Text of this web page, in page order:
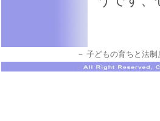
－ 子どもの育ちと法